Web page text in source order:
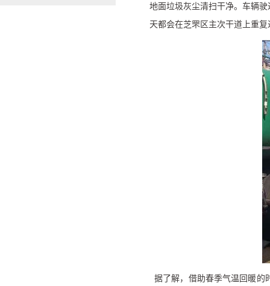
地面垃圾灰尘清扫干净。车辆
天都会在芝罘区主次干道上重复
据了解，借助春季气温回暖的